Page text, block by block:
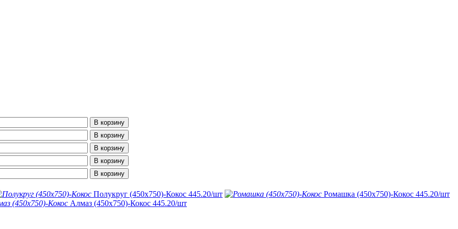
В корзину
В корзину
В корзину
В корзину
В корзину
Полукруг (450х750)-Кокос 445.20/шт Ромашка (450х750)-Кокос 445.20/шт
Алмаз (450х750)-Кокос 445.20/шт